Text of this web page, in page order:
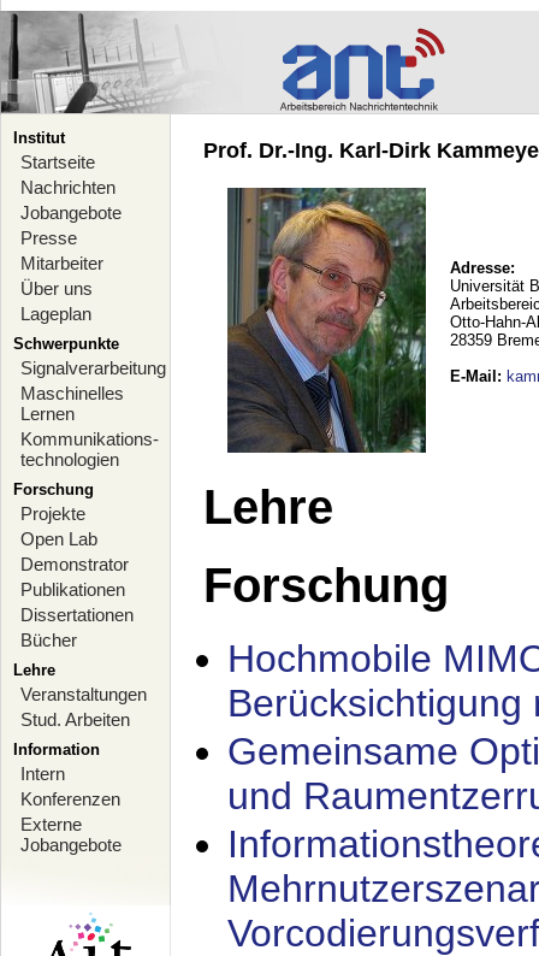
Institut
Startseite
Nachrichten
Jobangebote
Presse
Mitarbeiter
Über uns
Lageplan
Schwerpunkte
Signalverarbeitung
Maschinelles
Lernen
Kommunikations-
technologien
Forschung
Projekte
Open Lab
Demonstrator
Publikationen
Dissertationen
Bücher
Lehre
Veranstaltungen
Stud. Arbeiten
Information
Intern
Konferenzen
Externe
Jobangebote
Prof. Dr.-Ing. Karl-Dirk
Adresse:
Universität
Otto-Hahn-
28359
E-Mail :
Lehre
Forschung
Hochmobile
Berücksichtigung
Gemeinsame
und